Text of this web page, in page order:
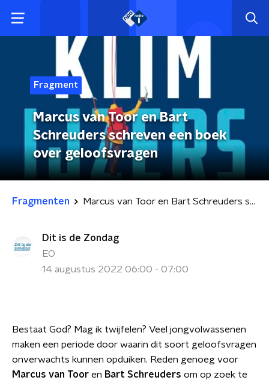
Fragment
Marcus van Toor en Bart
Schreuders schreven een boek
over geloofsvragen
Fragmenten Marcus van Toor en Bart Schreuders schreven een boek over geloofsvragen
Dit is de Zondag
EO
14 augustus 2022 06:00 - 07:00
Bestaat God? Mag ik twijfelen? Veel jongvolwassenen
maken een periode door waarin dit soort geloofsvragen
onverwachts kunnen opduiken. Reden genoeg voor
Marcus van Toor en Bart Schreuders om op zoek te